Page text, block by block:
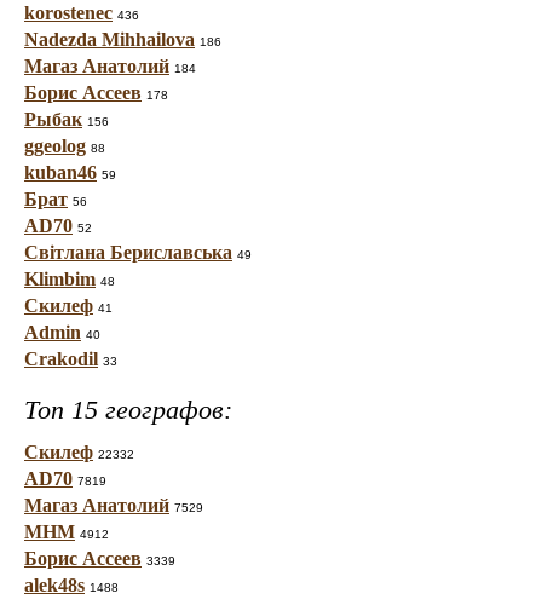
korostenec 436
Nadezda Mihhailova 186
Магаз Анатолий 184
Борис Ассеев 178
Рыбак 156
ggeolog 88
kuban46 59
Брат 56
AD70 52
Світлана Бериславська 49
Klimbim 48
Скилеф 41
Admin 40
Crakodil 33
Топ 15 географов:
Скилеф 22332
AD70 7819
Магаз Анатолий 7529
МНМ 4912
Борис Ассеев 3339
alek48s 1488